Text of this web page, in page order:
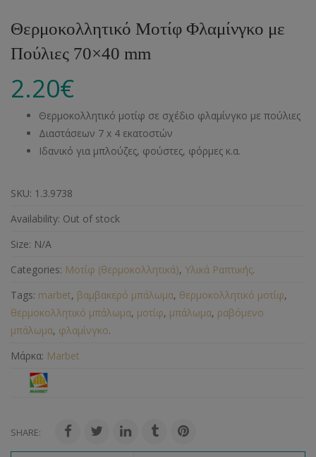
Θερμοκολλητικό Μοτίφ Φλαμίνγκο με
Πούλιες 70×40 mm
2.20€
Θερμοκολλητικό μοτίφ σε σχέδιο φλαμίνγκο με πούλιες
Διαστάσεων 7 x 4 εκατοστών
Ιδανικό για μπλούζες, φούστες, φόρμες κ.α.
SKU: 1.3.9738
Availability: Out of stock
Size: N/A
Categories: Μοτίφ (θερμοκολλητικά), Υλικά Ραπτικής.
Tags: marbet, βαμβακερό μπάλωμα, θερμοκολλητικό μοτίφ,
θερμοκολλητικό μπάλωμα, μοτίφ, μπάλωμα, ραβόμενο
μπάλωμα, φλαμίνγκο.
Μάρκα: Marbet
SHARE: